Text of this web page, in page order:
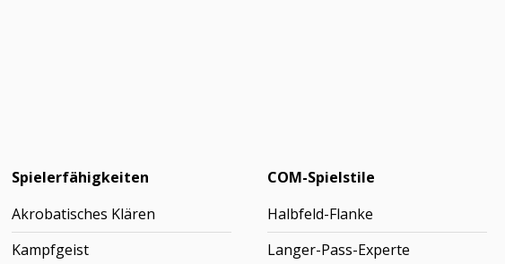
Spielerfähigkeiten
Akrobatisches Klären
Kampfgeist
COM-Spielstile
Halbfeld-Flanke
Langer-Pass-Experte